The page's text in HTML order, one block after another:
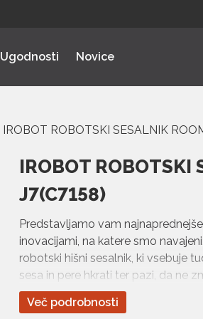
Ugodnosti Novice
IROBOT ROBOTSKI SESALNIK
IROBOT ROBOTSKI
J7(C7158)
Predstavljamo vam
inovacijami, na katere smo
robotski hišni sesalnik, ki vsebuje
sesa in pere hkrati ter pazi, da ne
sistem iRobot OS 5.0, ki omogoča
čistijo bolj specifična mesta. Ta
Več podrobnosti